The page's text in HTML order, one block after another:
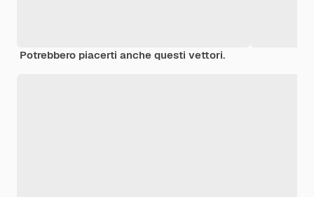
Potrebbero piacerti anche questi vettori.